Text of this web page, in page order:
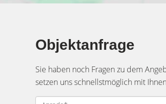
Objektanfrage
Sie haben noch Fragen zu dem
setzen uns schnellstmöglich mit